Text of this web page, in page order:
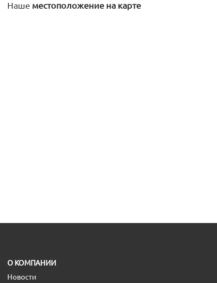
Наше местоположение на карте
O КОМПАНИИ
Новости